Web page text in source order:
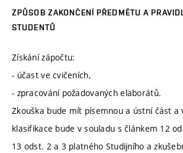
ZPŮSOB ZAKONČENÍ PŘEDMĚTU A
STUDENTŮ
Získání zápočtu:
- účast ve cvičeních,
- zpracování požadovaných elaborátů.
Zkouška bude mít písemnou a ústní část a
klasifikace bude v souladu s článkem 12
13 odst. 2 a 3 platného Studijního a